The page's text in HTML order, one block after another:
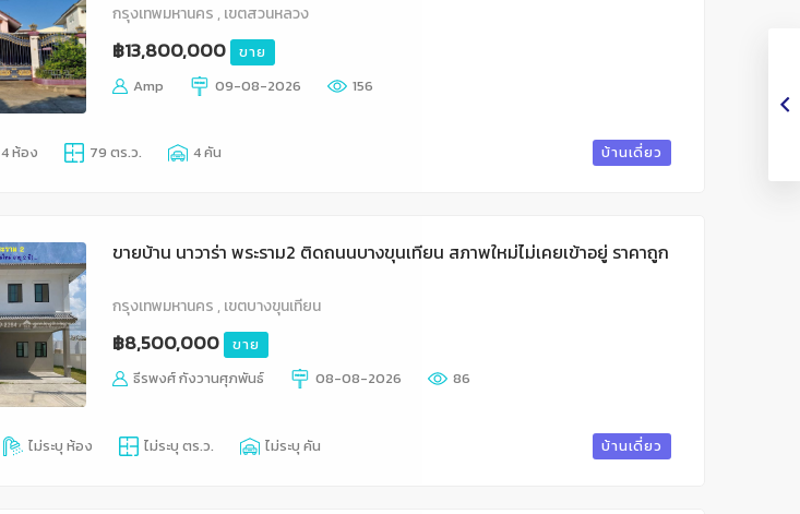
กรุงเทพมหานคร , เขตสวนหลวง
฿13,800,000
ขาย
Amp
09-08-2026 156
4 ห้อง 79 ตร.ว. 4 คัน บ้านเดี่ยว
ขายบ้าน นาวาร่า พระราม2 ติดถนนบางขุนเทียน สภาพใหม่ไม่เคยเข้าอยู่ ราคาถูก
กรุงเทพมหานคร , เขตบางขุนเทียน
฿8,500,000
ขาย
ธีรพงศ์ กังวานศุภพันธ์
08-08-2026 86
ไม่ระบุ ห้อง ไม่ระบุ ตร.ว. ไม่ระบุ คัน บ้านเดี่ยว